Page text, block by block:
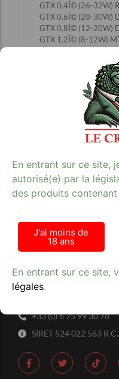
GTX 0.4Î© (26-32W)
GTX 0.6Î© (20-30W)
GTX 0.8Î© (12-20W)
GTX 1.2Î© (8-12W)
Tabac Presse - Le
42 RUE DE LA
+33 (0) 6 75 99 30 78
SIRET 524 022 563
En entrant sur ce site,
autorisé(e) par la
des produits
J'ai moins de
18 ans
En entrant sur ce site,
légales.